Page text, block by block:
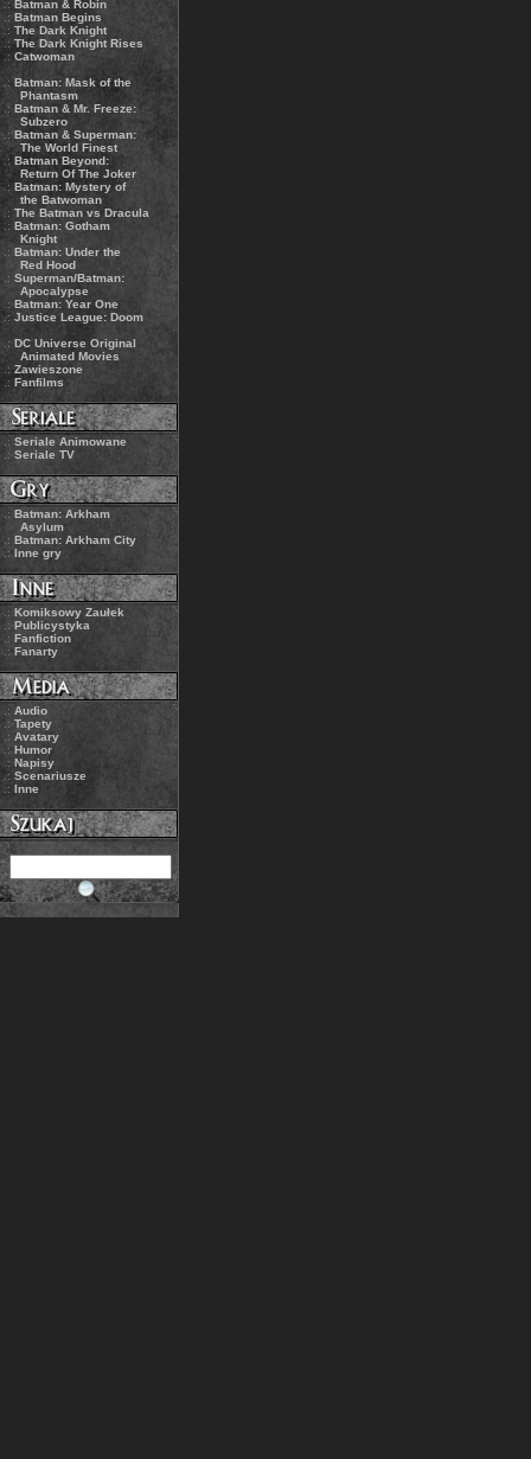
.: Batman & Robin
.: Batman Begins
.: The Dark Knight
.: The Dark Knight Rises
.: Catwoman
.:Batman: Mask of the
Phantasm
.: Batman & Mr. Freeze:
Subzero
.: Batman & Superman:
The World Finest
.: Batman Beyond:
Return Of The Joker
.: Batman: Mystery of
the Batwoman
.: The Batman vs Dracula
.: Batman: Gotham
Knight
.: Batman: Under the
Red Hood
.: Superman/Batman:
Apocalypse
.: Batman: Year One
.: Justice League: Doom
.: DC Universe Original
Animated Movies
.: Zawieszone
.: Fanfilms
.: Seriale Animowane
.: Seriale TV
.: Batman: Arkham
Asylum
.: Batman: Arkham City
.:Inne gry
.: Komiksowy Zaułek
.: Publicystyka
.: Fanfiction
.:Fanarty
.: Audio
.: Tapety
.: Avatary
.:Humor
.: Napisy
.: Scenariusze
.: Inne